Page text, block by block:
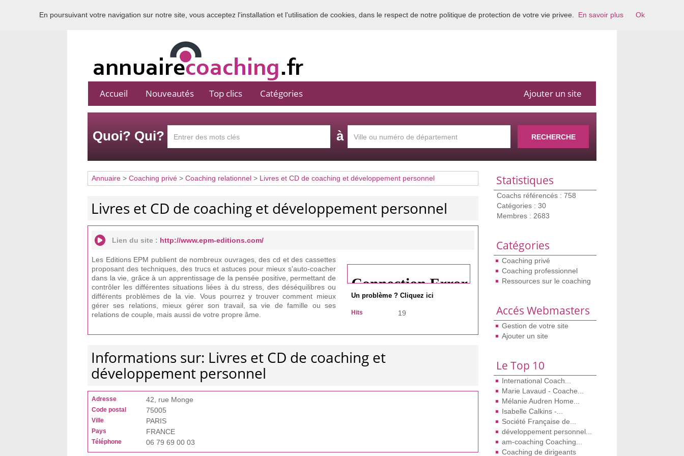
Bienvenue sur l'annuaire du coaching en France
Accueil Nouveautés Top clics Catégories Ajouter un site
Quoi? Qui? à RECHERCHE
Statistiques
Coachs référencés : 758
Catégories : 30
Membres : 2683
Catégories
Coaching privé
Coaching professionnel
Ressources sur le coaching
Accés Webmasters
Gestion de votre site
Ajouter un site
Le Top 10
International Coach...
Marie Lavaud - Coache...
Mélanie Audren Home...
Isabelle Calkins -...
Société Française de...
développement personnel...
am-coaching Coaching...
Coaching de dirigeants
Annuaire > Coaching privé > Coaching relationnel > Livres et CD de coaching et développement personnel
Livres et CD de coaching et développement personnel
Lien du site : http://www.epm-editions.com/
Les Editions EPM publient de nombreux ouvrages, des cd et des cassettes
proposant des techniques, des trucs et astuces pour mieux s'auto-coacher
dans la vie, grâce à un apprentissage de la pensée positive, permettant de
contrôler les différentes situations liées à du stress, des déséquilibres ou
différents problèmes de la vie. Vous pourrez y trouver comment mieux
gérer ses relations, mieux gérer son travail, sa vie de famille ou ses
relations de couple, mais aussi de votre propre âme.
Un problème ? Cliquez ici
Hits 19
Informations sur: Livres et CD de coaching et
développement personnel
Adresse 42, rue Monge
Code postal 75005
Ville PARIS
Pays FRANCE
Téléphone 06 79 69 00 03
En poursuivant votre navigation sur notre site, vous acceptez l'installation et l'utilisation de cookies, dans le respect de notre politique de protection de votre vie privee. En savoir plus Ok